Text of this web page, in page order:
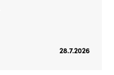
28.7.2026